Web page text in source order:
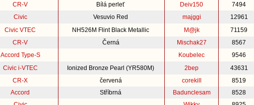
CR-V Bílá perleť Deiv150 7494
Civic Vesuvio Red majggi 12961
Civic VTEC NH526M Flint Black Metallic M@jk 71159
CR-V Černá Mischak27 8567
Accord Type-S Koubelec 9546
Civic i-VTEC Ionized Bronze Pearl (YR580M) 2bep 43631
CR-X červená corekill 8519
Accord Stříbrná Badunclesam 8528